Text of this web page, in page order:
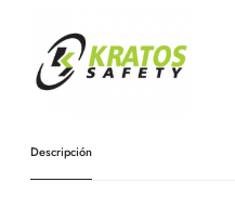
Descripción